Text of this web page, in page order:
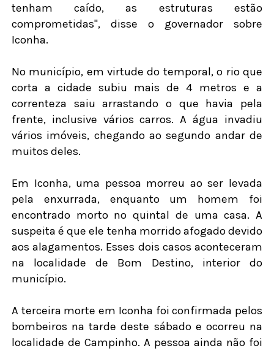
tenham caído, as estruturas estão
comprometidas", disse o governador sobre
Iconha.
No município, em virtude do temporal, o rio que
corta a cidade subiu mais de 4 metros e a
correnteza saiu arrastando o que havia pela
frente, inclusive vários carros. A água invadiu
vários imóveis, chegando ao segundo andar de
muitos deles.
Em Iconha, uma pessoa morreu ao ser levada
pela enxurrada, enquanto um homem foi
encontrado morto no quintal de uma casa. A
suspeita é que ele tenha morrido afogado devido
aos alagamentos. Esses dois casos aconteceram
na localidade de Bom Destino, interior do
município.
A terceira morte em Iconha foi confirmada pelos
bombeiros na tarde deste sábado e ocorreu na
localidade de Campinho. A pessoa ainda não foi